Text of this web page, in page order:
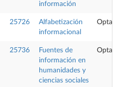
información
25726
Alfabetización
informacional
25736
Fuentes de
información en
humanidades y
ciencias sociales